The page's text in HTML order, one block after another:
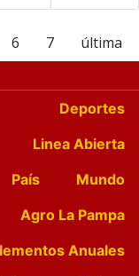
6 7 última
Deportes
Linea Abierta
País
Mundo
Agro La Pampa
Anuales